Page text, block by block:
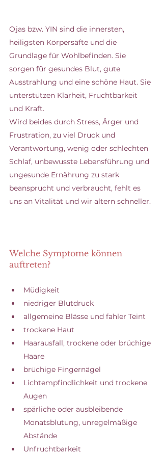
Ojas bzw. YIN sind die innersten,
heiligsten Körpersäfte und die
Grundlage für Wohlbefinden. Sie
sorgen für gesundes Blut, gute
Ausstrahlung und eine schöne Haut. Sie
unterstützen Klarheit, Fruchtbarkeit
und Kraft.
Wird beides durch Stress, Ärger und
Frustration, zu viel Druck und
Verantwortung, wenig oder schlechten
Schlaf, unbewusste Lebensführung und
ungesunde Ernährung zu stark
beansprucht und verbraucht, fehlt es
uns an Vitalität und wir altern schneller.
Welche Symptome können
auftreten?
Müdigkeit
niedriger Blutdruck
allgemeine Blässe und fahler Teint
trockene Haut
Haarausfall, trockene oder brüchige
Haare
brüchige Fingernägel
Lichtempfindlichkeit und trockene
Augen
spärliche oder ausbleibende
Monatsblutung, unregelmäßige
Abstände
Unfruchtbarkeit